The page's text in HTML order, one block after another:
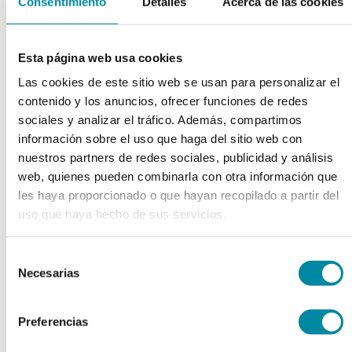
Esta página web usa cookies
Las cookies de este sitio web se usan para personalizar el
contenido y los anuncios, ofrecer funciones de redes
sociales y analizar el tráfico. Además, compartimos
información sobre el uso que haga del sitio web con
nuestros partners de redes sociales, publicidad y análisis
web, quienes pueden combinarla con otra información que
les haya proporcionado o que hayan recopilado a partir del
uso que haya hecho de sus servicios.
Necesarias
Preferencias
chevron_leftchevron_right
consigue 15 puntos de fidelización